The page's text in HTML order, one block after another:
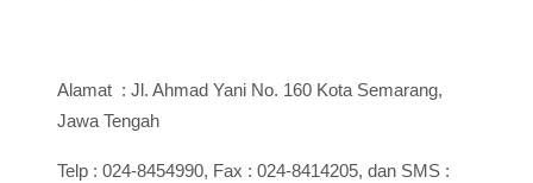
Alamat : Jl. Ahmad Yani No. 160 Kota Semarang,
Jawa Tengah
Telp : 024-8454990, Fax : 024-8414205, dan SMS :